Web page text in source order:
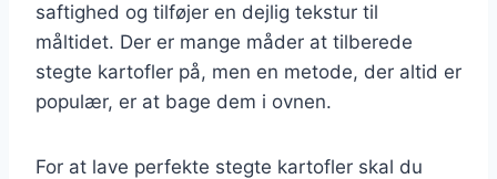
saftighed og tilføjer en dejlig tekstur til
måltidet. Der er mange måder at tilberede
stegte kartofler på, men en metode, der altid er
populær, er at bage dem i ovnen.
For at lave perfekte stegte kartofler skal du